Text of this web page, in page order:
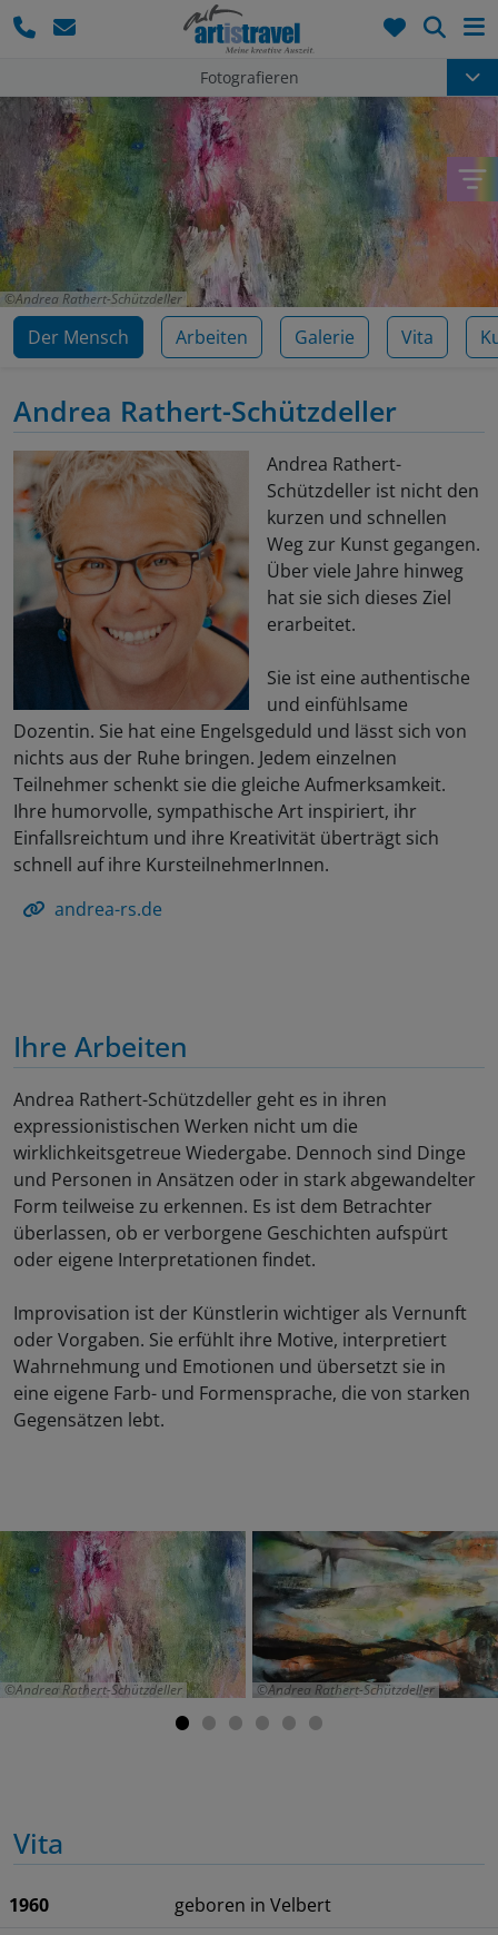
Fotografieren
Andrea Rathert-Schützdeller
Der Mensch Arbeiten Galerie Vita
Andrea Rathert-Schützdeller
Andrea Rathert-
Schützdeller ist nicht den
kurzen und schnellen
Weg zur Kunst gegangen.
Über viele Jahre hinweg
hat sie sich dieses Ziel
erarbeitet.
Sie ist eine authentische
und einfühlsame
Dozentin. Sie hat eine Engelsgeduld und lässt sich von
nichts aus der Ruhe bringen. Jedem einzelnen
Teilnehmer schenkt sie die gleiche Aufmerksamkeit.
Ihre humorvolle, sympathische Art inspiriert, ihr
Einfallsreichtum und ihre Kreativität überträgt sich
schnell auf ihre KursteilnehmerInnen.
andrea-rs.de
Ihre Arbeiten
Andrea Rathert-Schützdeller geht es in ihren
expressionistischen Werken nicht um die
wirklichkeitsgetreue Wiedergabe. Dennoch sind Dinge
und Personen in Ansätzen oder in stark abgewandelter
Form teilweise zu erkennen. Es ist dem Betrachter
überlassen, ob er verborgene Geschichten aufspürt
oder eigene Interpretationen findet.
Improvisation ist der Künstlerin wichtiger als Vernunft
oder Vorgaben. Sie erfühlt ihre Motive, interpretiert
Wahrnehmung und Emotionen und übersetzt sie in
eine eigene Farb- und Formensprache, die von starken
Gegensätzen lebt.
Andrea Rathert-Schützdeller Andrea Rathert-Schützdeller
Vita
1960
geboren in Velbert